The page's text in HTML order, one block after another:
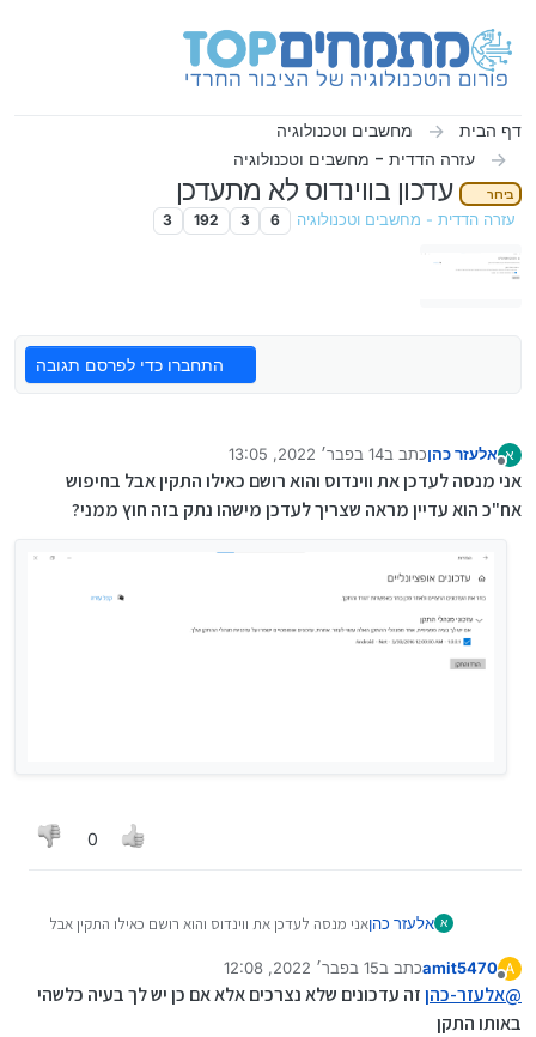
דף הבית
מחשבים וטכנולוגיה
עזרה הדדית - מחשבים וטכנולוגיה
בירור עדכון בווינדוס לא מתעדכן
עזרה הדדית - מחשבים וטכנולוגיה 6
3
192
3
התחברו כדי לפרסם תגובה
א אלעזר כהןכתב ב14 בפבר׳ 2022, 13:05
נערך לאחרונה על ידי
אני מנסה לעדכן את ווינדוס והוא רושם כאילו התקין אבל בחיפוש
אח"כ הוא עדיין מראה שצריך לעדכן מישהו נתק בזה חוץ ממני?
0
א אלעזר כהןאני מנסה לעדכן את ווינדוס והוא רושם כאילו התקין אבל
בזה חוץ ממני?
A
מנותק
amit5470כתב ב15 בפבר׳ 2022, 12:08
נערך לאחרונה על ידי
@אלעזר-כהןזה עדכונים שלא נצרכים אלא אם כן יש לך בעיה כלשהי
באותו התקן